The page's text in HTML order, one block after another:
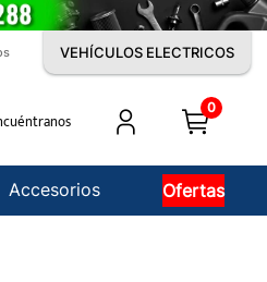
VEHÍCULOS ELECTRICOS
0
Accesorios Ofertas